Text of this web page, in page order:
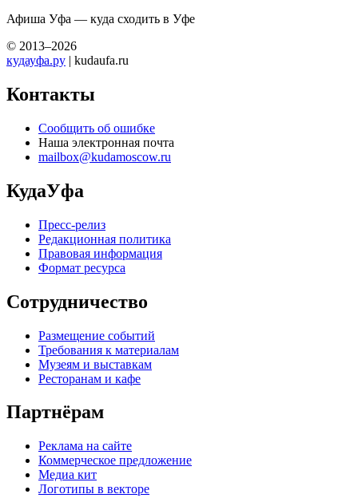
Афиша Уфа — куда сходить в Уфе
© 2013–2026
кудауфа.ру | kudaufa.ru
Контакты
Сообщить об ошибке
Наша электронная почта
mailbox@kudamoscow.ru
КудаУфа
Пресс-релиз
Редакционная политика
Правовая информация
Формат ресурса
Сотрудничество
Размещение событий
Требования к материалам
Музеям и выставкам
Ресторанам и кафе
Партнёрам
Реклама на сайте
Коммерческое предложение
Медиа кит
Логотипы в векторе